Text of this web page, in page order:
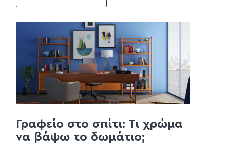
Γραφείο στο σπίτι: Τι χρώμα
να βάψω το δωμάτιο;